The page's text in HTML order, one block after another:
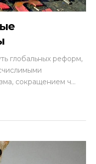
глобальных реформ,
сокращением ч...